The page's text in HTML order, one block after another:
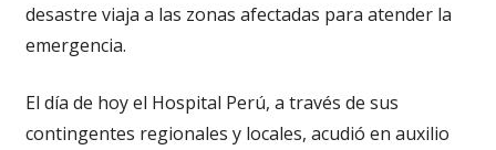
desastre viaja a las zonas afectadas para atender la
emergencia.
El día de hoy el Hospital Perú, a través de sus
contingentes regionales y locales, acudió en auxilio